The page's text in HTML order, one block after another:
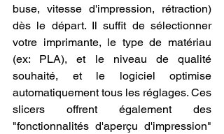
buse, vitesse d'impression, rétraction)
dès le départ. Il suffit de sélectionner
votre imprimante, le type de matériau
(ex: PLA), et le niveau de qualité
souhaité, et le logiciel optimise
automatiquement tous les réglages. Ces
slicers offrent également des
"fonctionnalités d'aperçu d'impression"